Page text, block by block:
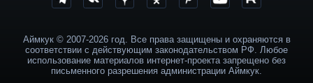
Аймкук © 2007-2026 год. Все права защищены и охраняются в
соответствии с действующим законодательством РФ. Любое
использование материалов интернет-проекта запрещено без
письменного разрешения администрации Аймкук.